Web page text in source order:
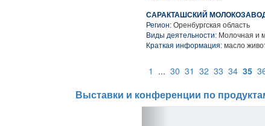
САРАКТАШСКИЙ
Регион: Оренбургская область
Виды деятельности: Молочная и
Краткая информация: масло
1 ... 30 31 32 33 34 35
Выставки и конференции по